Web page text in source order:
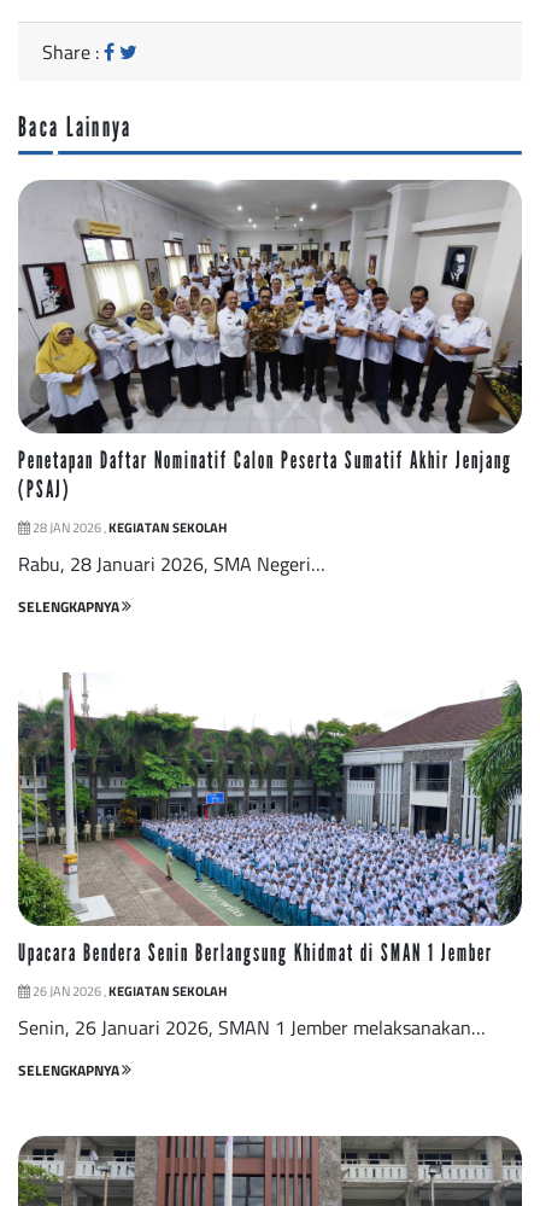
Share :
Baca Lainnya
Penetapan Daftar Nominatif Calon Peserta Sumatif Akhir Jenjang
(PSAJ)
28 JAN 2026 ,KEGIATAN SEKOLAH
Rabu, 28 Januari 2026, SMA Negeri…
SELENGKAPNYA
Upacara Bendera Senin Berlangsung Khidmat di SMAN 1 Jember
26 JAN 2026 ,KEGIATAN SEKOLAH
Senin, 26 Januari 2026, SMAN 1 Jember melaksanakan…
SELENGKAPNYA